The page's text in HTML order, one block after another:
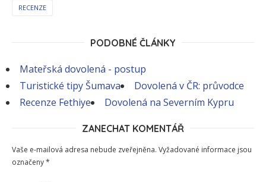
RECENZE
PODOBNÉ ČLÁNKY
Mateřská dovolená - postup
Turistické tipy Šumava
Dovolená v ČR: průvodce
Recenze Fethiye
Dovolená na Severním Kypru
ZANECHAT KOMENTÁŘ
Vaše e-mailová adresa nebude zveřejněna. Vyžadované informace jsou
označeny*